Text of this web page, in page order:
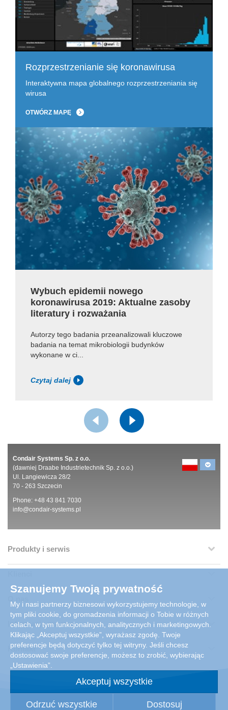
Rozprzestrzenianie się koronawirusa
Interaktywna mapa globalnego rozprzestrzeniania się
wirusa
OTWÓRZ MAPĘ
Wybuch epidemii nowego
koronawirusa 2019: Aktualne zasoby
literatury i rozważania
Autorzy tego badania przeanalizowali kluczowe
badania na temat mikrobiologii budynków
wykonane w ci...
Czytaj dalej
Condair Systems Sp. z o.o.
(dawniej Draabe Industrietechnik Sp. z o.o.)
Ul. Langiewicza 28/2
70 - 263 Szczecin
Phone: +48 43 841 7030
info@condair-systems.pl
Produkty i serwis
Informacje prawne
Kontakt
Szanujemy Twoją prywatność
My i nasi partnerzy biznesowi wykorzystujemy technologie, w
tym pliki cookie, do gromadzenia informacji o Tobie w różnych
celach, w tym funkcjonalnych, analitycznych i marketingowych.
Klikając „Akceptuj wszystkie”, wyrażasz zgodę. Twoje
preferencje będą dotyczyć tylko tej witryny. Jeśli chcesz
dostosować swoje preferencje, możesz to zrobić, wybierając
„Ustawienia”.
Akceptuj wszystkie
Odrzuć wszystkie Dostosuj